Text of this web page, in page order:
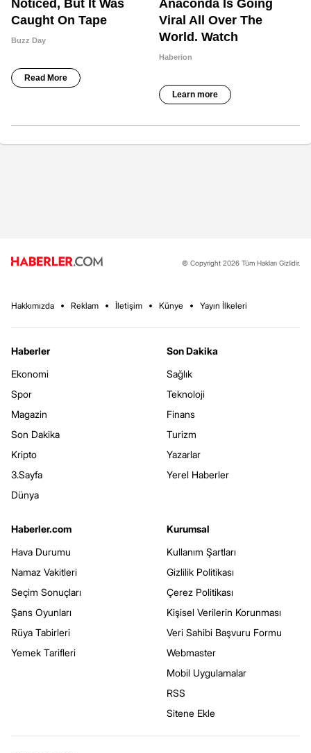
© Copyright 2026 Tüm Hakları Gizlidir.
Hakkımızda Reklam İletişim Künye Yayın İlkeleri
Haberler
Ekonomi
Spor
Magazin
Son Dakika
Kripto
3.Sayfa
Dünya
Son Dakika
Sağlık
Teknoloji
Finans
Turizm
Yazarlar
Yerel Haberler
Haberler.com
Hava Durumu
Namaz Vakitleri
Seçim Sonuçları
Şans Oyunları
Rüya Tabirleri
Yemek Tarifleri
Kurumsal
Kullanım Şartları
Gizlilik Politikası
Çerez Politikası
Kişisel Verilerin Korunması
Veri Sahibi Başvuru Formu
Webmaster
Mobil Uygulamalar
RSS
Sitene Ekle